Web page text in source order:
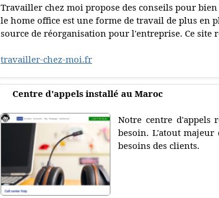
Travailler chez moi propose des conseils pour
le home office est une forme de travail de plus en
source de réorganisation pour l'entreprise. Ce site
travailler-chez-moi.fr
Centre d'appels installé au Maroc
Notre centre d'appels
besoin. L'atout
besoins des clients.